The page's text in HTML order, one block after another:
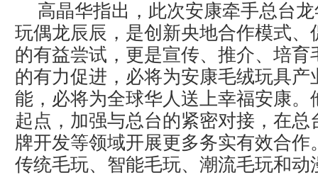
高晶华指出，此次安康牵手总台
玩偶龙辰辰，是创新央地合作模式、
的有益尝试，更是宣传、推介、培育
的有力促进，必将为安康毛绒玩具产
能，必将为全球华人送上幸福安康。
起点，加强与总台的紧密对接，在总
牌开发等领域开展更多务实有效合作
传统毛玩、智能毛玩、潮流毛玩和动